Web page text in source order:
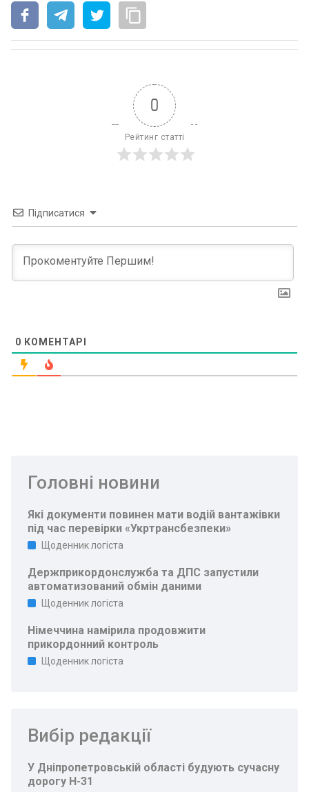
0
Рейтинг статті
Підписатися
0 КОМЕНТАРІ
Головні новини
Які документи повинен мати водій вантажівки
під час перевірки «Укртрансбезпеки»
Щоденник логіста
Держприкордонслужба та ДПС запустили
автоматизований обмін даними
Щоденник логіста
Німеччина намірила продовжити
прикордонний контроль
Щоденник логіста
Вибір редакції
У Дніпропетровській області будують сучасну
дорогу Н-31